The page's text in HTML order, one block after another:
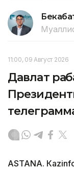
11:00, 09 Август 2026
Давлат
ASTANА.